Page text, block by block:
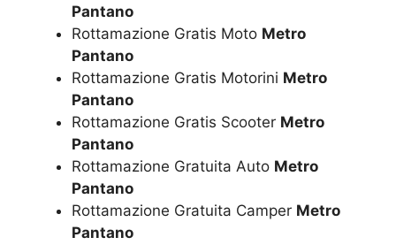
Pantano
Rottamazione Gratis Moto Metro
Pantano
Rottamazione Gratis Motorini Metro
Pantano
Rottamazione Gratis Scooter Metro
Pantano
Rottamazione Gratuita Auto Metro
Pantano
Rottamazione Gratuita Camper Metro
Pantano